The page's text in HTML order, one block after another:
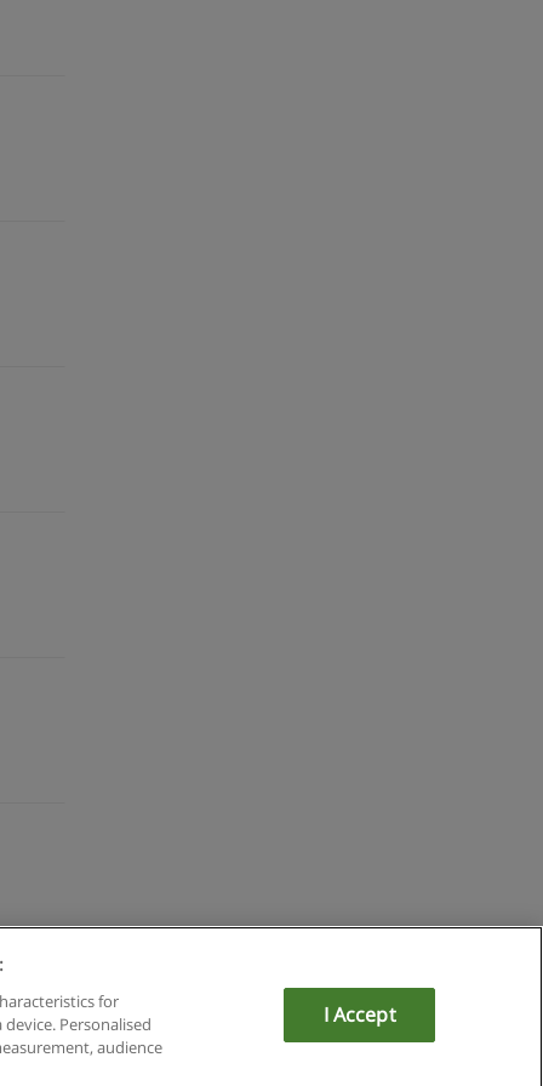
Educaedu
for
Personalised
audience
I Accept